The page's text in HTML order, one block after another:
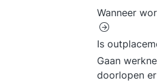
Wanneer
Is
Gaan
doorlopen